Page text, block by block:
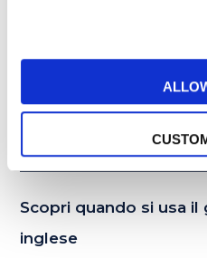
Esercizi e
Scopri quando si usa il
inglese